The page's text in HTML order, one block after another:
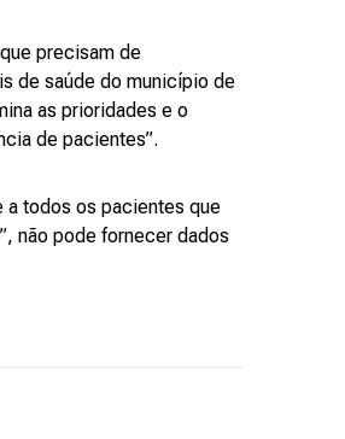
precisam de
de saúde do município de
as prioridades e o
de pacientes”.
a todos os pacientes que
não pode fornecer dados